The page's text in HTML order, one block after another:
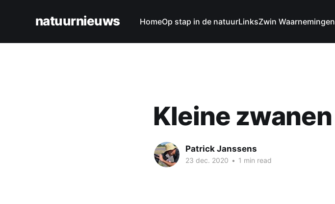
natuurnieuws HomeOp stap in de natuurLinksZwin Waarnemingen
Kleine zwanen
Patrick Janssens
23 dec. 2020 • 1 min read